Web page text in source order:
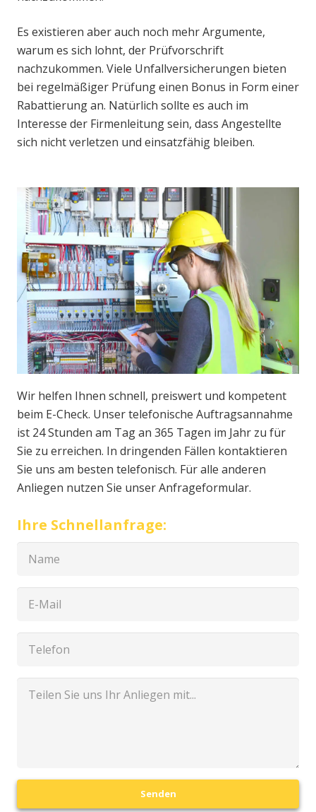
Es existieren aber auch noch mehr Argumente,
warum es sich lohnt, der Prüfvorschrift
nachzukommen. Viele Unfallversicherungen bieten
bei regelmäßiger Prüfung einen Bonus in Form einer
Rabattierung an. Natürlich sollte es auch im
Interesse der Firmenleitung sein, dass Angestellte
sich nicht verletzen und einsatzfähig bleiben.
Wir helfen Ihnen schnell, preiswert und kompetent
beim E-Check. Unser telefonische Auftragsannahme
ist 24 Stunden am Tag an 365 Tagen im Jahr zu für
Sie zu erreichen. In dringenden Fällen kontaktieren
Sie uns am besten telefonisch. Für alle anderen
Anliegen nutzen Sie unser Anfrageformular.
Ihre Schnellanfrage:
Senden